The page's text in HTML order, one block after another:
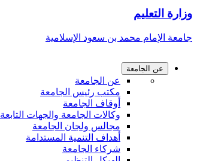
وزارة التعليم
جامعة الإمام محمد بن سعود الإسلامية
عن الجامعة
عن الجامعة
مكتب رئيس الجامعة
أوقاف الجامعة
وكالات الجامعة والجهات التابعة
مجالس ولجان الجامعة
أهداف التنمية المستدامة
شركاء الجامعة